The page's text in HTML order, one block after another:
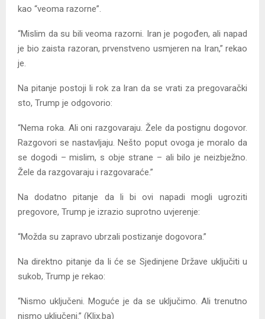
kao “veoma razorne”.
“Mislim da su bili veoma razorni. Iran je pogođen, ali napad
je bio zaista razoran, prvenstveno usmjeren na Iran,” rekao
je.
Na pitanje postoji li rok za Iran da se vrati za pregovarački
sto, Trump je odgovorio:
“Nema roka. Ali oni razgovaraju. Žele da postignu dogovor.
Razgovori se nastavljaju. Nešto poput ovoga je moralo da
se dogodi – mislim, s obje strane – ali bilo je neizbježno.
Žele da razgovaraju i razgovaraće.”
Na dodatno pitanje da li bi ovi napadi mogli ugroziti
pregovore, Trump je izrazio suprotno uvjerenje:
“Možda su zapravo ubrzali postizanje dogovora.”
Na direktno pitanje da li će se Sjedinjene Države uključiti u
sukob, Trump je rekao:
“Nismo uključeni. Moguće je da se uključimo. Ali trenutno
nismo uključeni.” (Klix.ba)